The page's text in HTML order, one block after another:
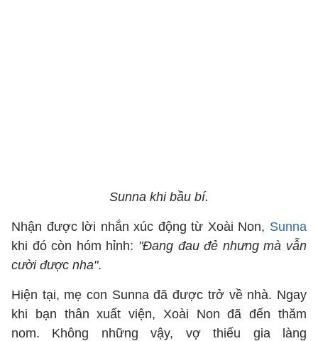
Sunna khi bầu bí.
Nhận được lời nhắn xúc động từ Xoài Non, Sunna
khi đó còn hóm hỉnh: "Đang đau đẻ nhưng mà vẫn
cười được nha".
Hiện tại, mẹ con Sunna đã được trở về nhà. Ngay
khi bạn thân xuất viện, Xoài Non đã đến thăm
nom. Không những vậy, vợ thiếu gia làng